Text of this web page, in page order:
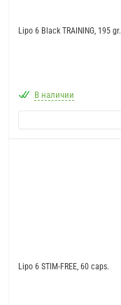
Lipo 6 Black TRAINING, 195 gr.
В наличии
Lipo 6 STIM-FREE, 60 caps.